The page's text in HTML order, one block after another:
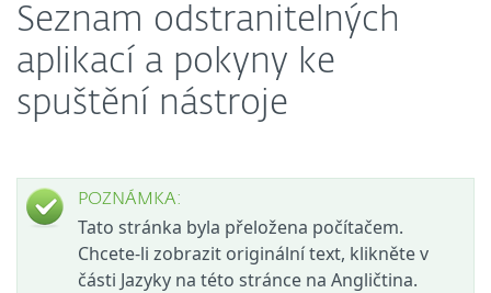
Seznam odstranitelných
aplikací a pokyny ke
spuštění nástroje
POZNÁMKA:
Tato stránka byla přeložena počítačem.
Chcete-li zobrazit originální text, klikněte v
části Jazyky na této stránce na Angličtina.